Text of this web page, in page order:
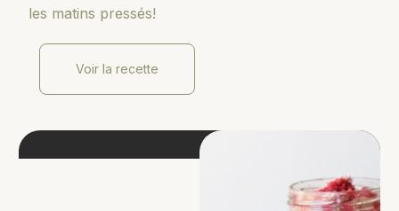
les matins pressés!
Voir la recette